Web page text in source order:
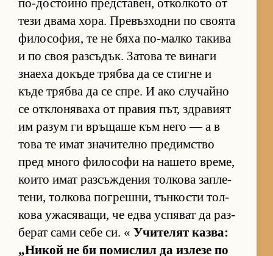
по-дос­тойно пред­с­та­вен, от­кол­кото от
тези двама хо­ра. Пре­въз­ходни по сво­ята
фи­ло­со­фия, те не бяха по-малко та­кива
и по своя раз­съ­дък. За­това те ви­наги
зна­еха до­къде трябва да се стигне и
къде трябва да се спре. И ако слу­чайно
се от­к­ло­ня­ваха от пра­вия път, здра­вият
им ра­зум ги връ­щаше към него — а в
това те имат зна­чи­телно пре­дим­с­тво
пред много фи­ло­софи на на­шето вре­ме,
ко­ито имат раз­съж­де­ния тол­кова зап­ле­
те­ни, тол­кова пог­реш­ни, тън­кости тол­
кова ужа­ся­ва­щи, че едва ус­пя­ват да раз­
бе­рат сами себе си. « Учи­те­лят каз­ва:
„Ни­кой не би по­мис­лил да из­лезе по